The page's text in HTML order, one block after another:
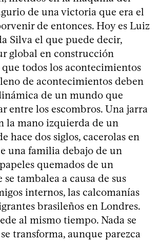
de una victoria que era el
de entonces. Hoy es Luiz
Silva el que puede decir,
global en construcción
todos los acontecimientos
de acontecimientos deben
de un mundo que
entre los escombros. Una jarra
la mano izquierda de un
hace dos siglos, cacerolas en
una familia debajo de un
quemados de un
tambalea a causa de sus
internos, las calcomanías
brasileños en Londres.
al mismo tiempo. Nada se
transforma, aunque parezca